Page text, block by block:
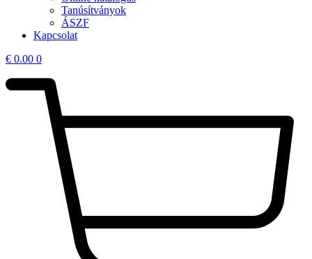
Tanúsítványok
ÁSZF
Kapcsolat
€ 0.00 0